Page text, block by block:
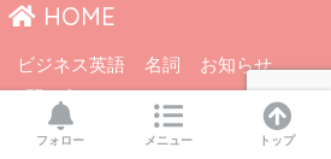
HOME
ビジネス英語 名詞
お知らせ
お問い合わせ
イバシーポリシー
フォロー メニュー トップ